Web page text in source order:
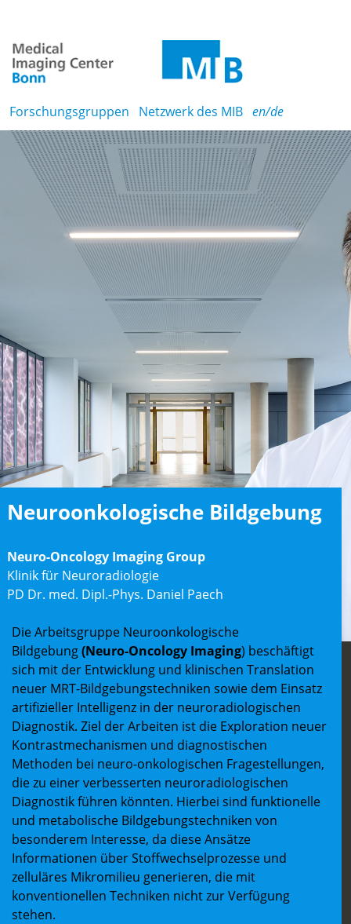
Forschungsgruppen Netzwerk des MIB en/de
Neuroonkologische Bildgebung
Neuro-Oncology Imaging Group
Klinik für Neuroradiologie
PD Dr. med. Dipl.-Phys. Daniel Paech
Die Arbeitsgruppe Neuroonkologische
Bildgebung(Neuro-Oncology Imaging) beschäftigt
sich mit der Entwicklung und klinischen Translation
neuer MRT-Bildgebungstechniken sowie dem Einsatz
artifizieller Intelligenz in der neuroradiologischen
Diagnostik. Ziel der Arbeiten ist die Exploration neuer
Kontrastmechanismen und diagnostischen
Methoden bei neuro-onkologischen Fragestellungen,
die zu einer verbesserten neuroradiologischen
Diagnostik führen könnten. Hierbei sind funktionelle
und metabolische Bildgebungstechniken von
besonderem Interesse, da diese Ansätze
Informationen über Stoffwechselprozesse und
zelluläres Mikromilieu generieren, die mit
konventionellen Techniken nicht zur Verfügung
stehen.